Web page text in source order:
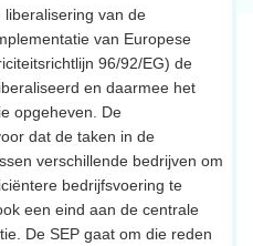
van de
van Europese
96/92/EG) de
en daarmee het
opgeheven. De
dat de taken in de
verschillende bedrijven om
bedrijfsvoering te
een eind aan de centrale
De SEP gaat om die reden